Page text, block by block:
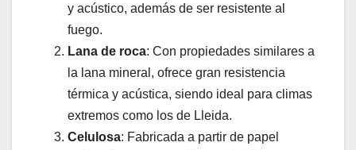
y acústico, además de ser resistente al
fuego.
Lana de roca: Con propiedades similares a
la lana mineral, ofrece gran resistencia
térmica y acústica, siendo ideal para climas
extremos como los de Lleida.
Celulosa: Fabricada a partir de papel